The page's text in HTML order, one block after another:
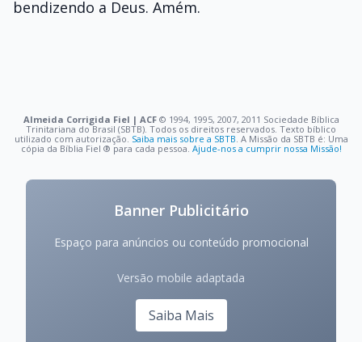
bendizendo a Deus. Amém.
Almeida Corrigida Fiel | ACF©️ 1994, 1995, 2007, 2011 Sociedade Bíblica
Trinitariana do Brasil (SBTB). Todos os direitos reservados. Texto bíblico
utilizado com autorização. Saiba mais sobre a SBTB . A Missão da SBTB é: Uma
cópia da Bíblia Fiel ®️ para cada pessoa. Ajude-nos a cumprir nossa Missão!
Banner Publicitário
Espaço para anúncios ou conteúdo promocional
Versão mobile adaptada
Saiba Mais